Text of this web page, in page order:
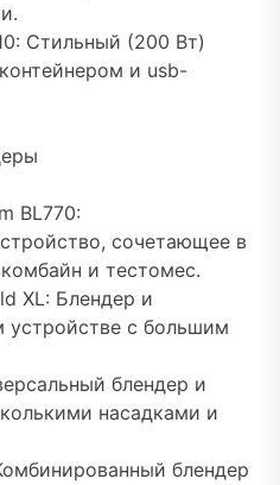
Стильный (200 Вт)
и usb-
BL770:
сочетающее в
и тестомес.
XL: Блендер и
с большим
блендер и
насадками и
блендер